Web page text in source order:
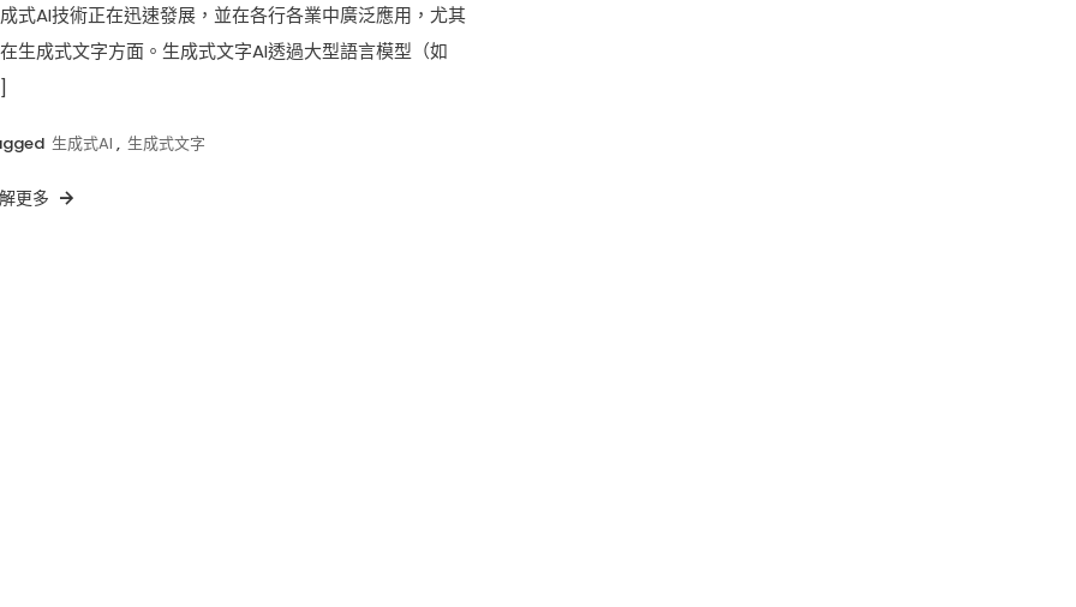
式AI技術正在迅速發展，並在各行各業中廣泛應用，尤其
生成式文字方面。生成式文字AI透過大型語言模型（如
生成式AI , 生成式文字
更多